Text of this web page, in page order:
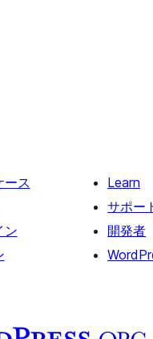
ース
ン
Learn
サポー
開発者